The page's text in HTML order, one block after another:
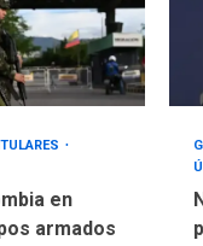
en
armados